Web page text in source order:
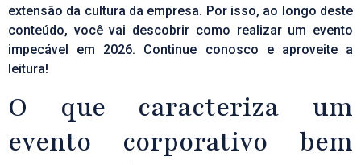
extensão da cultura da empresa. Por isso, ao longo deste
conteúdo, você vai descobrir como realizar um evento
impecável em 2026. Continue conosco e aproveite a
leitura!
O que caracteriza um
evento corporativo bem